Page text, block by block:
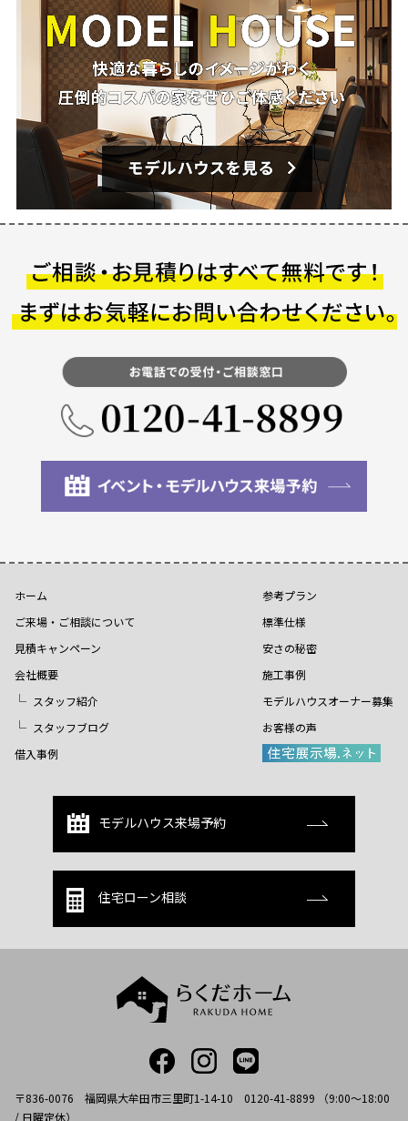
ホーム
ご来場・ご相談について
見積キャンペーン
会社概要
スタッフ紹介
スタッフブログ
借入事例
参考プラン
標準仕様
安さの秘密
施工事例
モデルハウスオーナー募集
お客様の声
モデルハウス来場予約
住宅ローン相談
〒836-0076 福岡県大牟田市三里町1-14-10 0120-41-8899 （9:00～18:00
/ 日曜定休）